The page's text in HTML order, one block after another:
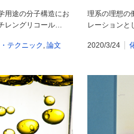
用途の分子構造にお
レングリコール…
テクニック , 論文
理系の理想の
レーションと
2020/3/24